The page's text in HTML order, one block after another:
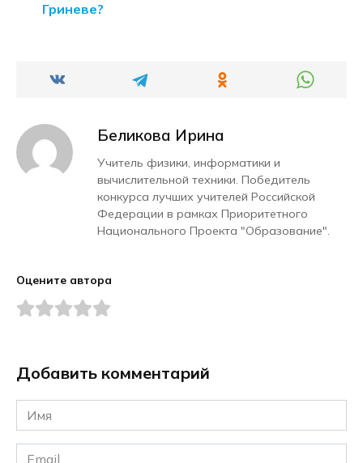
Гриневе?
Беликова Ирина
Учитель физики, информатики и
вычислительной техники. Победитель
конкурса лучших учителей Российской
Федерации в рамках Приоритетного
Национального Проекта "Образование".
Оцените автора
Добавить комментарий
Имя
*
Email